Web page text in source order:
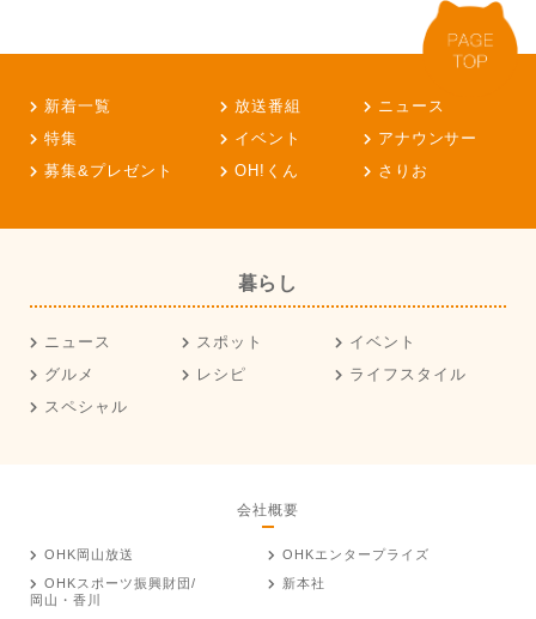
新着一覧 放送番組
ニュース
特集
イベント
アナウンサー
募集&プレゼント
OH!くん さりお
暮らし
ニュース スポット
イベント
グルメ
レシピ
ライフスタイル
スペシャル
会社概要
OHK岡山放送
OHKエンタープライズ
OHKスポーツ振興財団/
岡山・香川
新本社